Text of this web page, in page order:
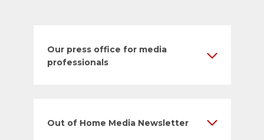
Our press office for media
professionals
Out of Home Media Newsletter